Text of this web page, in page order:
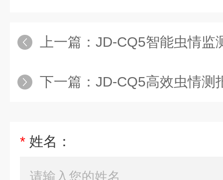
上一篇： JD-CQ5智能虫情监
下一篇： JD-CQ5高效虫情测
* 姓名：